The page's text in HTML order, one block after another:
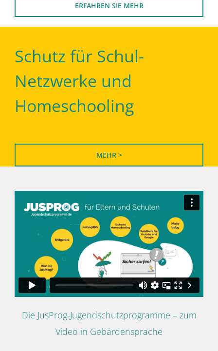
ERFAHREN SIE MEHR
Schutz für Schul-
Netzwerke und
Homeschooling
MEHR >
Die JusProg-Jugendschutzprogramme – zum
Video in Gebärdensprache